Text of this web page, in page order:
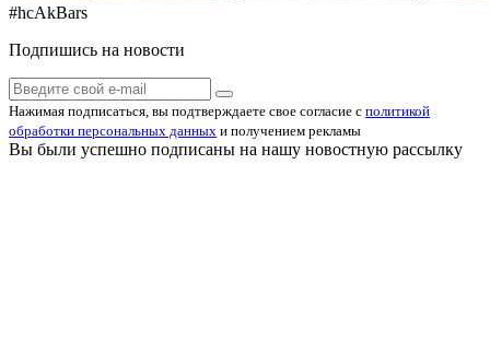
#hcAkBars
Подпишись на новости
Нажимая подписаться, вы подтверждаете свое согласие с политикой
обработки персональных данных и получением рекламы
Вы были успешно подписаны на нашу новостную рассылку